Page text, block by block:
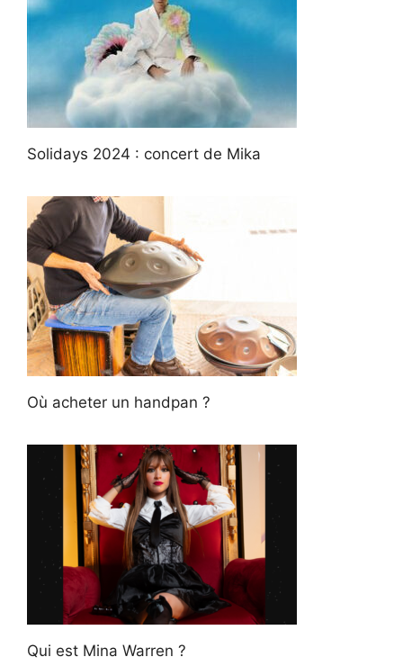
Solidays 2024 : concert de Mika
Où acheter un handpan ?
Qui est Mina Warren ?